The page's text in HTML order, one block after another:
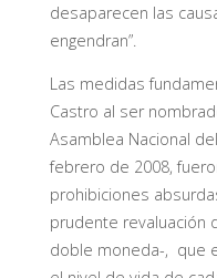
desaparecen las
engendran”.
Las medidas
Castro al ser
Asamblea Nacional
febrero de 2008,
prohibiciones
prudente revaluación
doble moneda-, que